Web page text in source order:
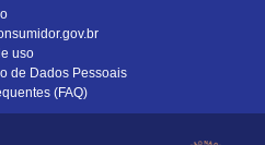
uso
de Dados Pessoais
(FAQ)